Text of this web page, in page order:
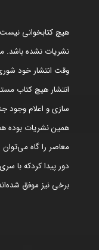
هیچ کتابخوانی
نشریات نشده باشد.
وقت انتشار خود
انتشار هیچ کتاب
سازی و اعلام وجود
همین نشریات بوده
معاصر را گاه
دور پیدا کردکه با
برخی نیز موفق